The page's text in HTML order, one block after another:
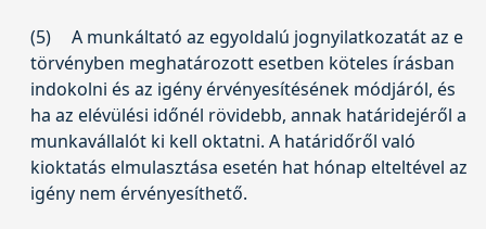
(5)
A munkáltató az egyoldalú jognyilatkozatát az e
törvényben meghatározott esetben köteles írásban
indokolni és az igény érvényesítésének módjáról, és
ha az elévülési időnél rövidebb, annak határidejéről a
munkavállalót ki kell oktatni. A határidőről való
kioktatás elmulasztása esetén hat hónap elteltével az
igény nem érvényesíthető.